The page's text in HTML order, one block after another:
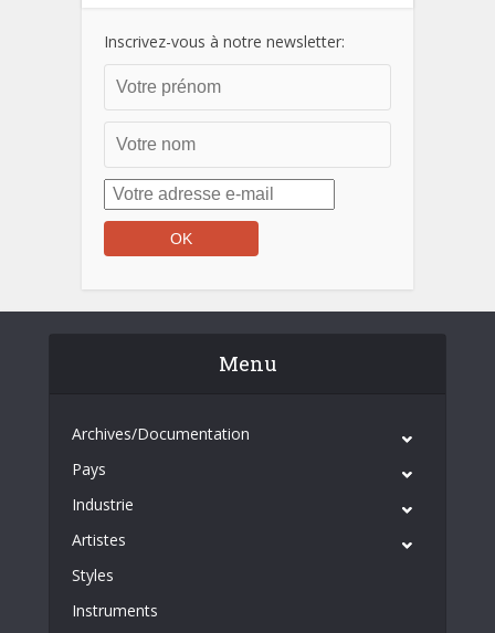
Inscrivez-vous à notre newsletter:
Menu
Archives/Documentation
Pays
Industrie
Artistes
Styles
Instruments